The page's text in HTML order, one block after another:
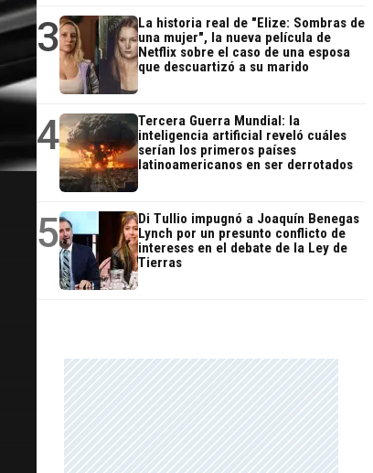
3
La historia real de "Elize: Sombras de
una mujer", la nueva película de
Netflix sobre el caso de una esposa
que descuartizó a su marido
4
Tercera Guerra Mundial: la
inteligencia artificial reveló cuáles
serían los primeros países
latinoamericanos en ser derrotados
5
Di Tullio impugnó a Joaquín Benegas
Lynch por un presunto conflicto de
intereses en el debate de la Ley de
Tierras